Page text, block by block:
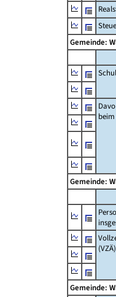
Gemeinde:
beim
Gemeinde:
(VZÄ)
Gemeinde: